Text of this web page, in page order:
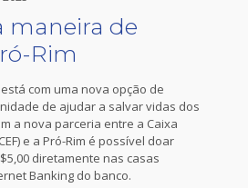
maneira de
Rim
com uma nova opção de
de ajudar a salvar vidas dos
a nova parceria entre a Caixa
e a Pró-Rim é possível doar
diretamente nas casas
Banking do banco.